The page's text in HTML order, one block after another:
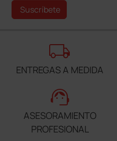
Suscríbete
local_shipping
ENTREGAS A MEDIDA
support_agent
ASESORAMIENTO
PROFESIONAL